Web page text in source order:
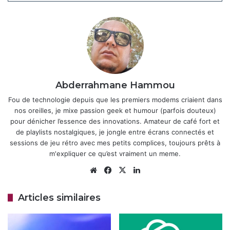
DeepSeek V4 : Le nouveau séisme de
l’IA qui fait trembler la Silicon Valley
24 avril 2026
OpenAI met fin à Sora
28 mars 2026
L’accès à Sora 2 est initialement limité, disponible via une
nouvelle application iOS dédiée, avec un flux vertical
et partager des vidéos. Elle est lancée en phase bêta aux
fonctionnalités comme les “cameos” pour insérer des
Abderrahmane Hammou
Fou de technologie depuis que les premiers modems criaient dans
nos oreilles, je mixe passion geek et humour (parfois douteux)
pour dénicher l’essence des innovations. Amateur de café fort et
de playlists nostalgiques, je jongle entre écrans connectés et
sessions de jeu rétro avec mes petits complices, toujours prêts à
m'expliquer ce qu’est vraiment un meme.
WebsiteFacebook
X
Articles similaires